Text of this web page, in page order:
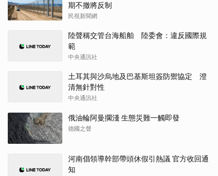
期不撤將反制
民視新聞網
陸聲稱交管台海船舶 陸委會：違反國際規
範
中央通訊社
土耳其與沙烏地及巴基斯坦簽防禦協定 澄
清無針對性
中央通訊社
俄油輪阿曼擱淺 生態災難一觸即發
德國之聲
河南倡領導幹部帶頭休假引熱議 官方收回通
知